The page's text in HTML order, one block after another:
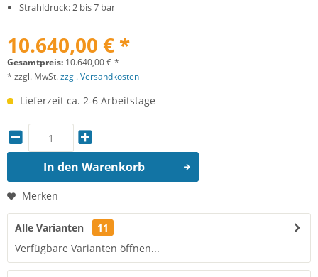
Strahldruck: 2 bis 7 bar
10.640,00 € *
Gesamtpreis: 10.640,00€ *
* zzgl. MwSt.zzgl. Versandkosten
Lieferzeit ca. 2-6 Arbeitstage
In den Warenkorb
Merken
Alle Varianten
11
Verfügbare Varianten öffnen...